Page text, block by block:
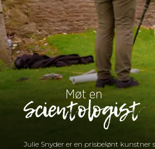
Julie Snyder er en prisbelønt kunstner